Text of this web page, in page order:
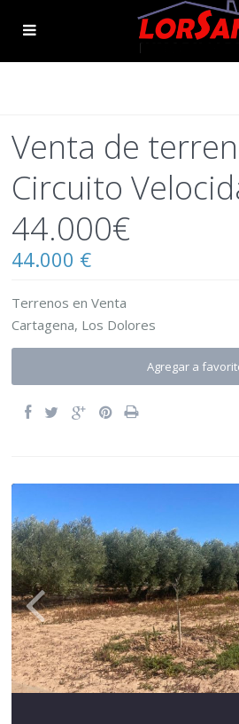
Venta de
Circuito
44.000€
44.000 €
Terrenos en Venta
Cartagena, Los Dolores
Agregar a